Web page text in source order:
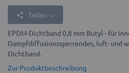
Teilen
EPDM-Dichtband 0,8 mm Butyl - für
Dampfdiffusionssperrendes, luft- und
Dichtband.
Zur Produktbeschreibung